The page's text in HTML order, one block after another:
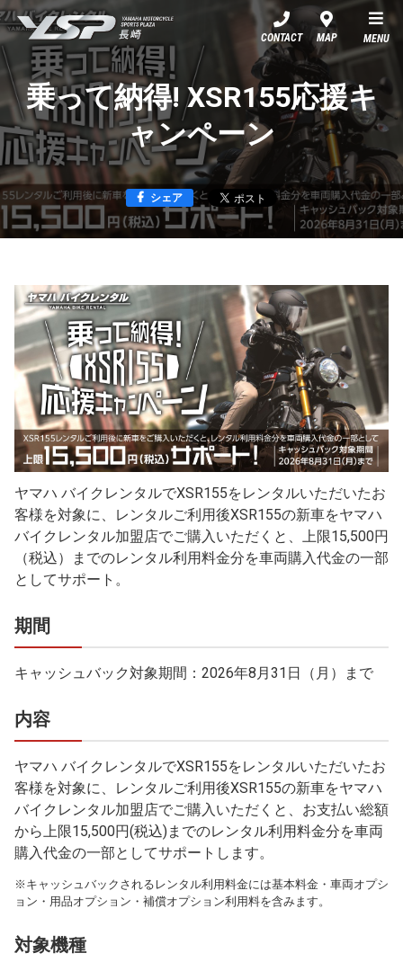
CONTACT MAP MENU
乗って納得! XSR155応援キ
ャンペーン
シェア
ヤマハ バイクレンタルでXSR155をレンタルいただいたお
客様を対象に、レンタルご利用後XSR155の新車をヤマハ
バイクレンタル加盟店でご購入いただくと、上限15,500円
（税込）までのレンタル利用料金分を車両購入代金の一部
としてサポート。
期間
キャッシュバック対象期間：2026年8月31日（月）まで
内容
ヤマハ バイクレンタルでXSR155をレンタルいただいたお
客様を対象に、レンタルご利用後XSR155の新車をヤマハ
バイクレンタル加盟店でご購入いただくと、お支払い総額
から上限15,500円(税込)までのレンタル利用料金分を車両
購入代金の一部としてサポートします。
※キャッシュバックされるレンタル利用料金には基本料金・車両オプシ
ョン・用品オプション・補償オプション利用料を含みます。
対象機種